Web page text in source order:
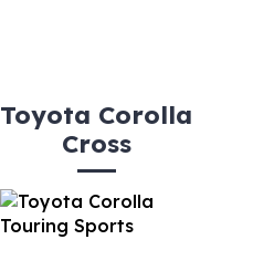
Toyota Corolla
Cross